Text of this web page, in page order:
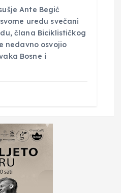
Ante Begić
uredu svečani
člana Biciklističkog
nedavno osvojio
Bosne i